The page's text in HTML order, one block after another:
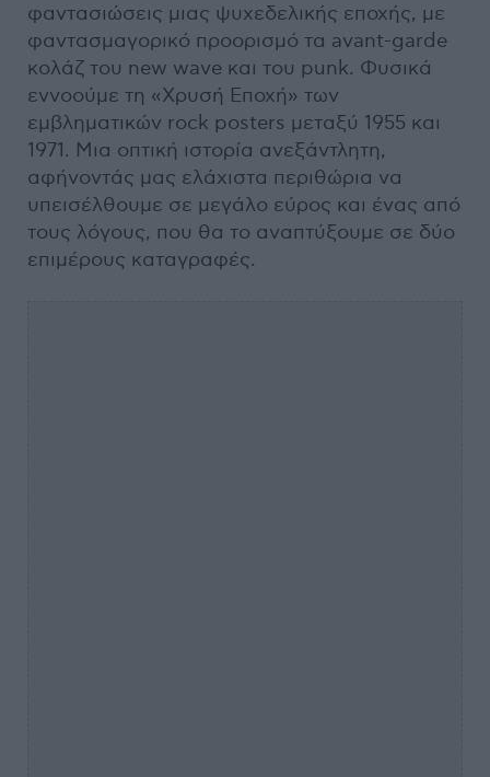
φαντασιώσεις μιας ψυχεδελικής εποχής, με
φαντασμαγορικό προορισμό τα avant-garde
κολάζ του new wave και του punk. Φυσικά
εννοούμε τη «Χρυσή Εποχή» των
εμβληματικών rock posters μεταξύ 1955 και
1971. Μια οπτική ιστορία ανεξάντλητη,
αφήνοντάς μας ελάχιστα περιθώρια να
υπεισέλθουμε σε μεγάλο εύρος και ένας από
τους λόγους, που θα το αναπτύξουμε σε δύο
επιμέρους καταγραφές.